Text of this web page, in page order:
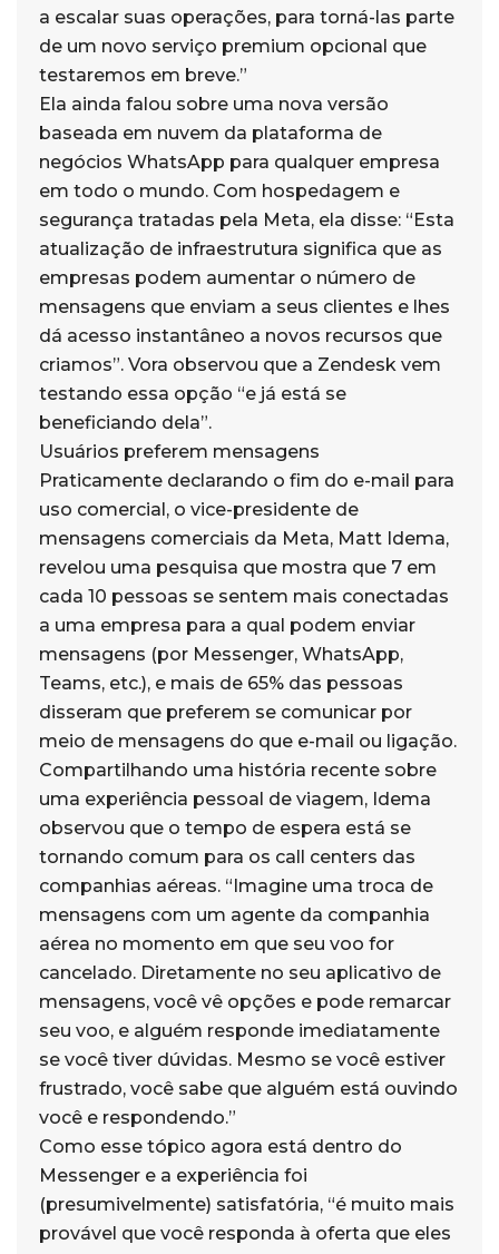
a escalar suas operações, para torná-las parte
de um novo serviço premium opcional que
testaremos em breve.”
Ela ainda falou sobre uma nova versão
baseada em nuvem da plataforma de
negócios WhatsApp para qualquer empresa
em todo o mundo. Com hospedagem e
segurança tratadas pela Meta, ela disse: “Esta
atualização de infraestrutura significa que as
empresas podem aumentar o número de
mensagens que enviam a seus clientes e lhes
dá acesso instantâneo a novos recursos que
criamos”. Vora observou que a Zendesk vem
testando essa opção “e já está se
beneficiando dela”.
Usuários preferem mensagens
Praticamente declarando o fim do e-mail para
uso comercial, o vice-presidente de
mensagens comerciais da Meta, Matt Idema,
revelou uma pesquisa que mostra que 7 em
cada 10 pessoas se sentem mais conectadas
a uma empresa para a qual podem enviar
mensagens (por Messenger, WhatsApp,
Teams, etc.), e mais de 65% das pessoas
disseram que preferem se comunicar por
meio de mensagens do que e-mail ou ligação.
Compartilhando uma história recente sobre
uma experiência pessoal de viagem, Idema
observou que o tempo de espera está se
tornando comum para os call centers das
companhias aéreas. “Imagine uma troca de
mensagens com um agente da companhia
aérea no momento em que seu voo for
cancelado. Diretamente no seu aplicativo de
mensagens, você vê opções e pode remarcar
seu voo, e alguém responde imediatamente
se você tiver dúvidas. Mesmo se você estiver
frustrado, você sabe que alguém está ouvindo
você e respondendo.”
Como esse tópico agora está dentro do
Messenger e a experiência foi
(presumivelmente) satisfatória, “é muito mais
provável que você responda à oferta que eles